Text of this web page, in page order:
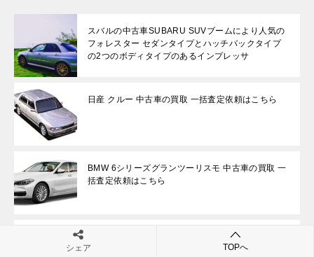
スバルの中古車SUBARU SUVブームにより人気の
フォレスター セダンタイプとハッチバックタイプ
の2つのボディタイプのあるインプレッサ
日産 クルー 中古車の買取 一括査定依頼はこちら
BMW 6シリーズグランツーリスモ 中古車の買取 一
括査定依頼はこちら
日産 サニー 中古車の買取 一括査定依頼はこちら
シェア
TOPへ